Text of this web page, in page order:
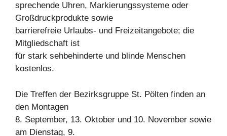
sprechende Uhren, Markierungssysteme oder
Großdruckprodukte sowie
barrierefreie Urlaubs- und Freizeitangebote; die
Mitgliedschaft ist
für stark sehbehinderte und blinde Menschen
kostenlos.
Die Treffen der Bezirksgruppe St. Pölten finden an
den Montagen
8. September, 13. Oktober und 10. November sowie
am Dienstag, 9.